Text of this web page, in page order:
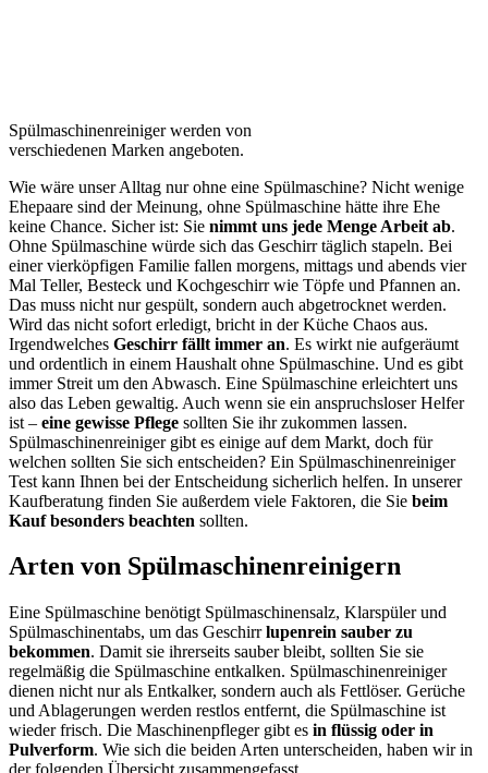
Spülmaschinenreiniger werden von
verschiedenen Marken angeboten.
Wie wäre unser Alltag nur ohne eine Spülmaschine? Nicht wenige
Ehepaare sind der Meinung, ohne Spülmaschine hätte ihre Ehe
keine Chance. Sicher ist: Sie nimmt uns jede Menge Arbeit ab.
Ohne Spülmaschine würde sich das Geschirr täglich stapeln. Bei
einer vierköpfigen Familie fallen morgens, mittags und abends vier
Mal Teller, Besteck und Kochgeschirr wie Töpfe und Pfannen an.
Das muss nicht nur gespült, sondern auch abgetrocknet werden.
Wird das nicht sofort erledigt, bricht in der Küche Chaos aus.
Irgendwelches Geschirr fällt immer an. Es wirkt nie aufgeräumt
und ordentlich in einem Haushalt ohne Spülmaschine. Und es gibt
immer Streit um den Abwasch. Eine Spülmaschine erleichtert uns
also das Leben gewaltig. Auch wenn sie ein anspruchsloser Helfer
ist – eine gewisse Pflege sollten Sie ihr zukommen lassen.
Spülmaschinenreiniger gibt es einige auf dem Markt, doch für
welchen sollten Sie sich entscheiden? Ein Spülmaschinenreiniger
Test kann Ihnen bei der Entscheidung sicherlich helfen. In unserer
Kaufberatung finden Sie außerdem viele Faktoren, die Sie beim
Kauf besonders beachten sollten.
Arten von Spülmaschinenreinigern
Eine Spülmaschine benötigt Spülmaschinensalz, Klarspüler und
Spülmaschinentabs, um das Geschirrlupenrein sauber zu
bekommen. Damit sie ihrerseits sauber bleibt, sollten Sie sie
regelmäßig die Spülmaschine entkalken. Spülmaschinenreiniger
dienen nicht nur als Entkalker, sondern auch als Fettlöser. Gerüche
und Ablagerungen werden restlos entfernt, die Spülmaschine ist
wieder frisch. Die Maschinenpfleger gibt es in flüssig oder in
Pulverform. Wie sich die beiden Arten unterscheiden, haben wir in